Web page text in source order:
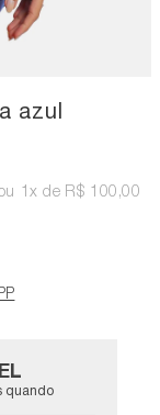
azul
1x R$ 100,00
quando